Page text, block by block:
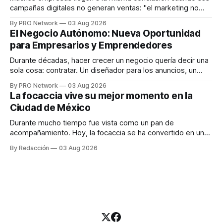
campañas digitales no generan ventas: "el marketing no
INTERIUS, el problema suele estar en otro lugar. Durante
una entrevista para el podcast SER PRO, el especialista en
marketing digital explicó que
By PRO Network 03 Aug 2026
El Negocio Autónomo: Nueva Oportunidad
para Empresarios y Emprendedores
Durante décadas, hacer crecer un negocio quería decir una
sola cosa: contratar. Un diseñador para los anuncios, un
para los textos, alguien que supiera de publicidad digital
para encontrar prospectos, un vendedor para atender
llamadas y mensajes, y —con suerte— una persona
By PRO Network 03 Aug 2026
La focaccia vive su mejor momento en la
Ciudad de México
Durante mucho tiempo fue vista como un pan de
acompañamiento. Hoy, la focaccia se ha convertido en uno
artesanal, ingredientes de calidad y experiencias que
By Redacción 03 Aug 2026